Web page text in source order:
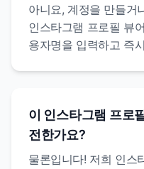
아니요, 계정을 만들거
인스타그램 프로필 뷰
용자명을 입력하고 즉
이 인스타그램 프로
전한가요?
물론입니다! 저희 인스